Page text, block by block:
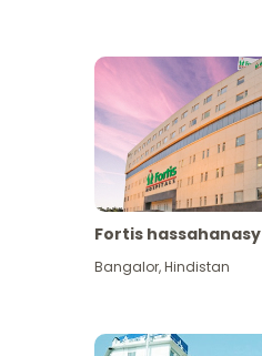
Fortis hassahanasy
Bangalor,Hindistan